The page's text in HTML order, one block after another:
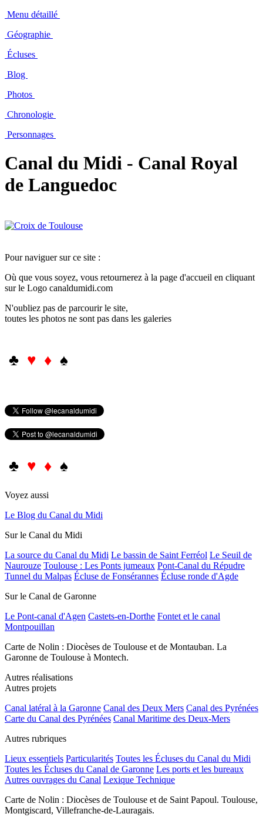
Menu détaillé
Géographie
Écluses
Blog
Photos
Chronologie
Personnages
Canal du Midi - Canal Royal
de Languedoc
Pour naviguer sur ce site :
Où que vous soyez, vous retournerez à la page d'accueil en cliquant
sur le Logo canaldumidi.com
N'oubliez pas de parcourir le site,
toutes les photos ne sont pas dans les galeries
♣ ♥ ♦ ♠
♣ ♥ ♦ ♠
Voyez aussi
Le Blog du Canal du Midi
Sur le Canal du Midi
La source du Canal du Midi Le bassin de Saint Ferréol Le Seuil de
Naurouze Toulouse : Les Ponts jumeaux Pont-Canal du Répudre
Tunnel du Malpas Écluse de Fonsérannes Écluse ronde d'Agde
Sur le Canal de Garonne
Le Pont-canal d'Agen Castets-en-Dorthe Fontet et le canal
Montpouillan
Carte de Nolin : Diocèses de Toulouse et de Montauban. La
Garonne de Toulouse à Montech.
Autres réalisations
Autres projets
Canal latéral à la Garonne Canal des Deux Mers Canal des Pyrénées
Carte du Canal des Pyrénées Canal Maritime des Deux-Mers
Autres rubriques
Lieux essentiels Particularités Toutes les Écluses du Canal du Midi
Toutes les Écluses du Canal de Garonne Les ports et les bureaux
Autres ouvrages du Canal Lexique Technique
Carte de Nolin : Diocèses de Toulouse et de Saint Papoul. Toulouse,
Montgiscard, Villefranche-de-Lauragais.